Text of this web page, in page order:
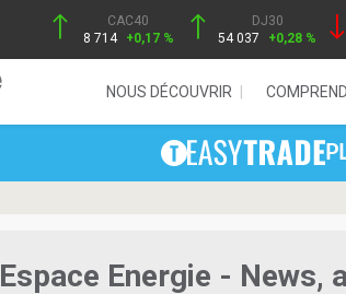
CAC40
8 714 +0,17 %
DJ30
54 037
+0,28 %
NOUS DÉCOUVRIR
Espace Energie -